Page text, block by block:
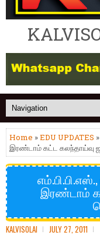
Home »EDU UPDATES
இரண்டாம் கட்ட கலந்தாய்வு
இரண்டாம்
KALVISOLAI JULY 27, 2011